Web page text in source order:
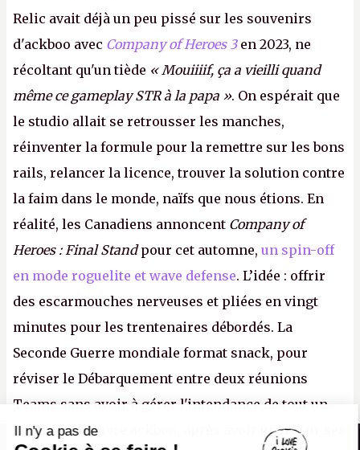
Relic avait déjà un peu pissé sur les souvenirs
d'ackboo avec Company of Heroes 3en 2023, ne
récoltant qu'un tiède « Mouiiiif, ça a vieilli quand
même ce gameplay STR à la papa ». On espérait que
le studio allait se retrousser les manches,
réinventer la formule pour la remettre sur les bons
rails, relancer la licence, trouver la solution contre
la faim dans le monde, naïfs que nous étions. En
réalité, les Canadiens annoncent Company of
Heroes : Final Standpour cet automne, un spin-off
en mode roguelite et wave defense. L’idée : offrir
des escarmouches nerveuses et pliées en vingt
minutes pour les trentenaires débordés. La
Seconde Guerre mondiale format snack, pour
réviser le Débarquement entre deux réunions
Teams sans avoir à gérer l'intendance de tout un
continent. Pauvre ackboo, après avoir uriné sur ses
Canard PC
Il n'y a pas de